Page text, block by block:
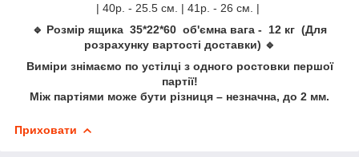
| 40р. - 25.5 см. | 41р. - 26 см. |
🔹 Розмір ящика 35*22*60 об'ємна вага - 12 кг (Для
розрахунку вартості доставки) 🔹
Виміри знімаємо по устілці з одного ростовки першої
партії!
Між партіями може бути різниця – незначна, до 2 мм.
Приховати